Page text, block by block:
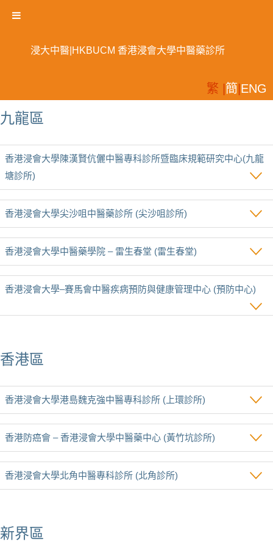
九龍區
香港浸會大學陳漢賢伉儷中醫專科診所暨臨床規範研究中心(九龍
塘診所)
香港浸會大學尖沙咀中醫藥診所 (尖沙咀診所)
香港浸會大學中醫藥學院 – 雷生春堂 (雷生春堂)
香港浸會大學‒賽馬會中醫疾病預防與健康管理中心 (預防中心)
香港區
香港浸會大學港島魏克強中醫專科診所 (上環診所)
香港防癌會 – 香港浸會大學中醫藥中心 (黃竹坑診所)
香港浸會大學北角中醫專科診所 (北角診所)
新界區
浸大中醫|HKBUCM 香港浸會大學中醫藥診所
繁 | 簡 ENG